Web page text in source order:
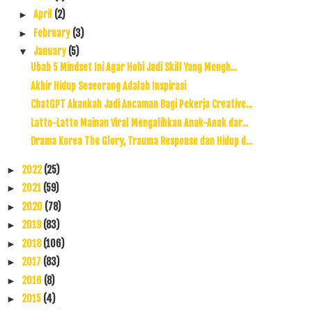
► April (2)
► February (3)
▼ January (5)
Ubah 5 Mindset Ini Agar Hobi Jadi Skill Yang Mengh...
Akhir Hidup Seseorang Adalah Inspirasi
ChatGPT Akankah Jadi Ancaman Bagi Pekerja Creative...
Latto-Latto Mainan Viral Mengalihkan Anak-Anak dar...
Drama Korea The Glory, Trauma Response dan Hidup d...
► 2022(25)
► 2021 (59)
► 2020 (78)
► 2019(83)
► 2018(106)
► 2017 (83)
► 2016 (8)
► 2015 (4)